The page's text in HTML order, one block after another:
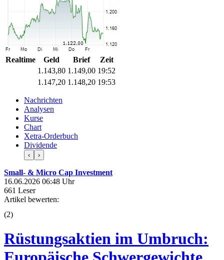
Realtime Geld Brief
Zeit
1.143,80 1.149,00 19:52
1.147,20 1.148,20 19:53
Nachrichten
Analysen
Kurse
Chart
Xetra-Orderbuch
Dividende
‹ ›
Small- & Micro Cap Investment
16.06.2026 06:48 Uhr
661 Leser
Artikel bewerten:
(2)
Rüstungsaktien im Umbruch: